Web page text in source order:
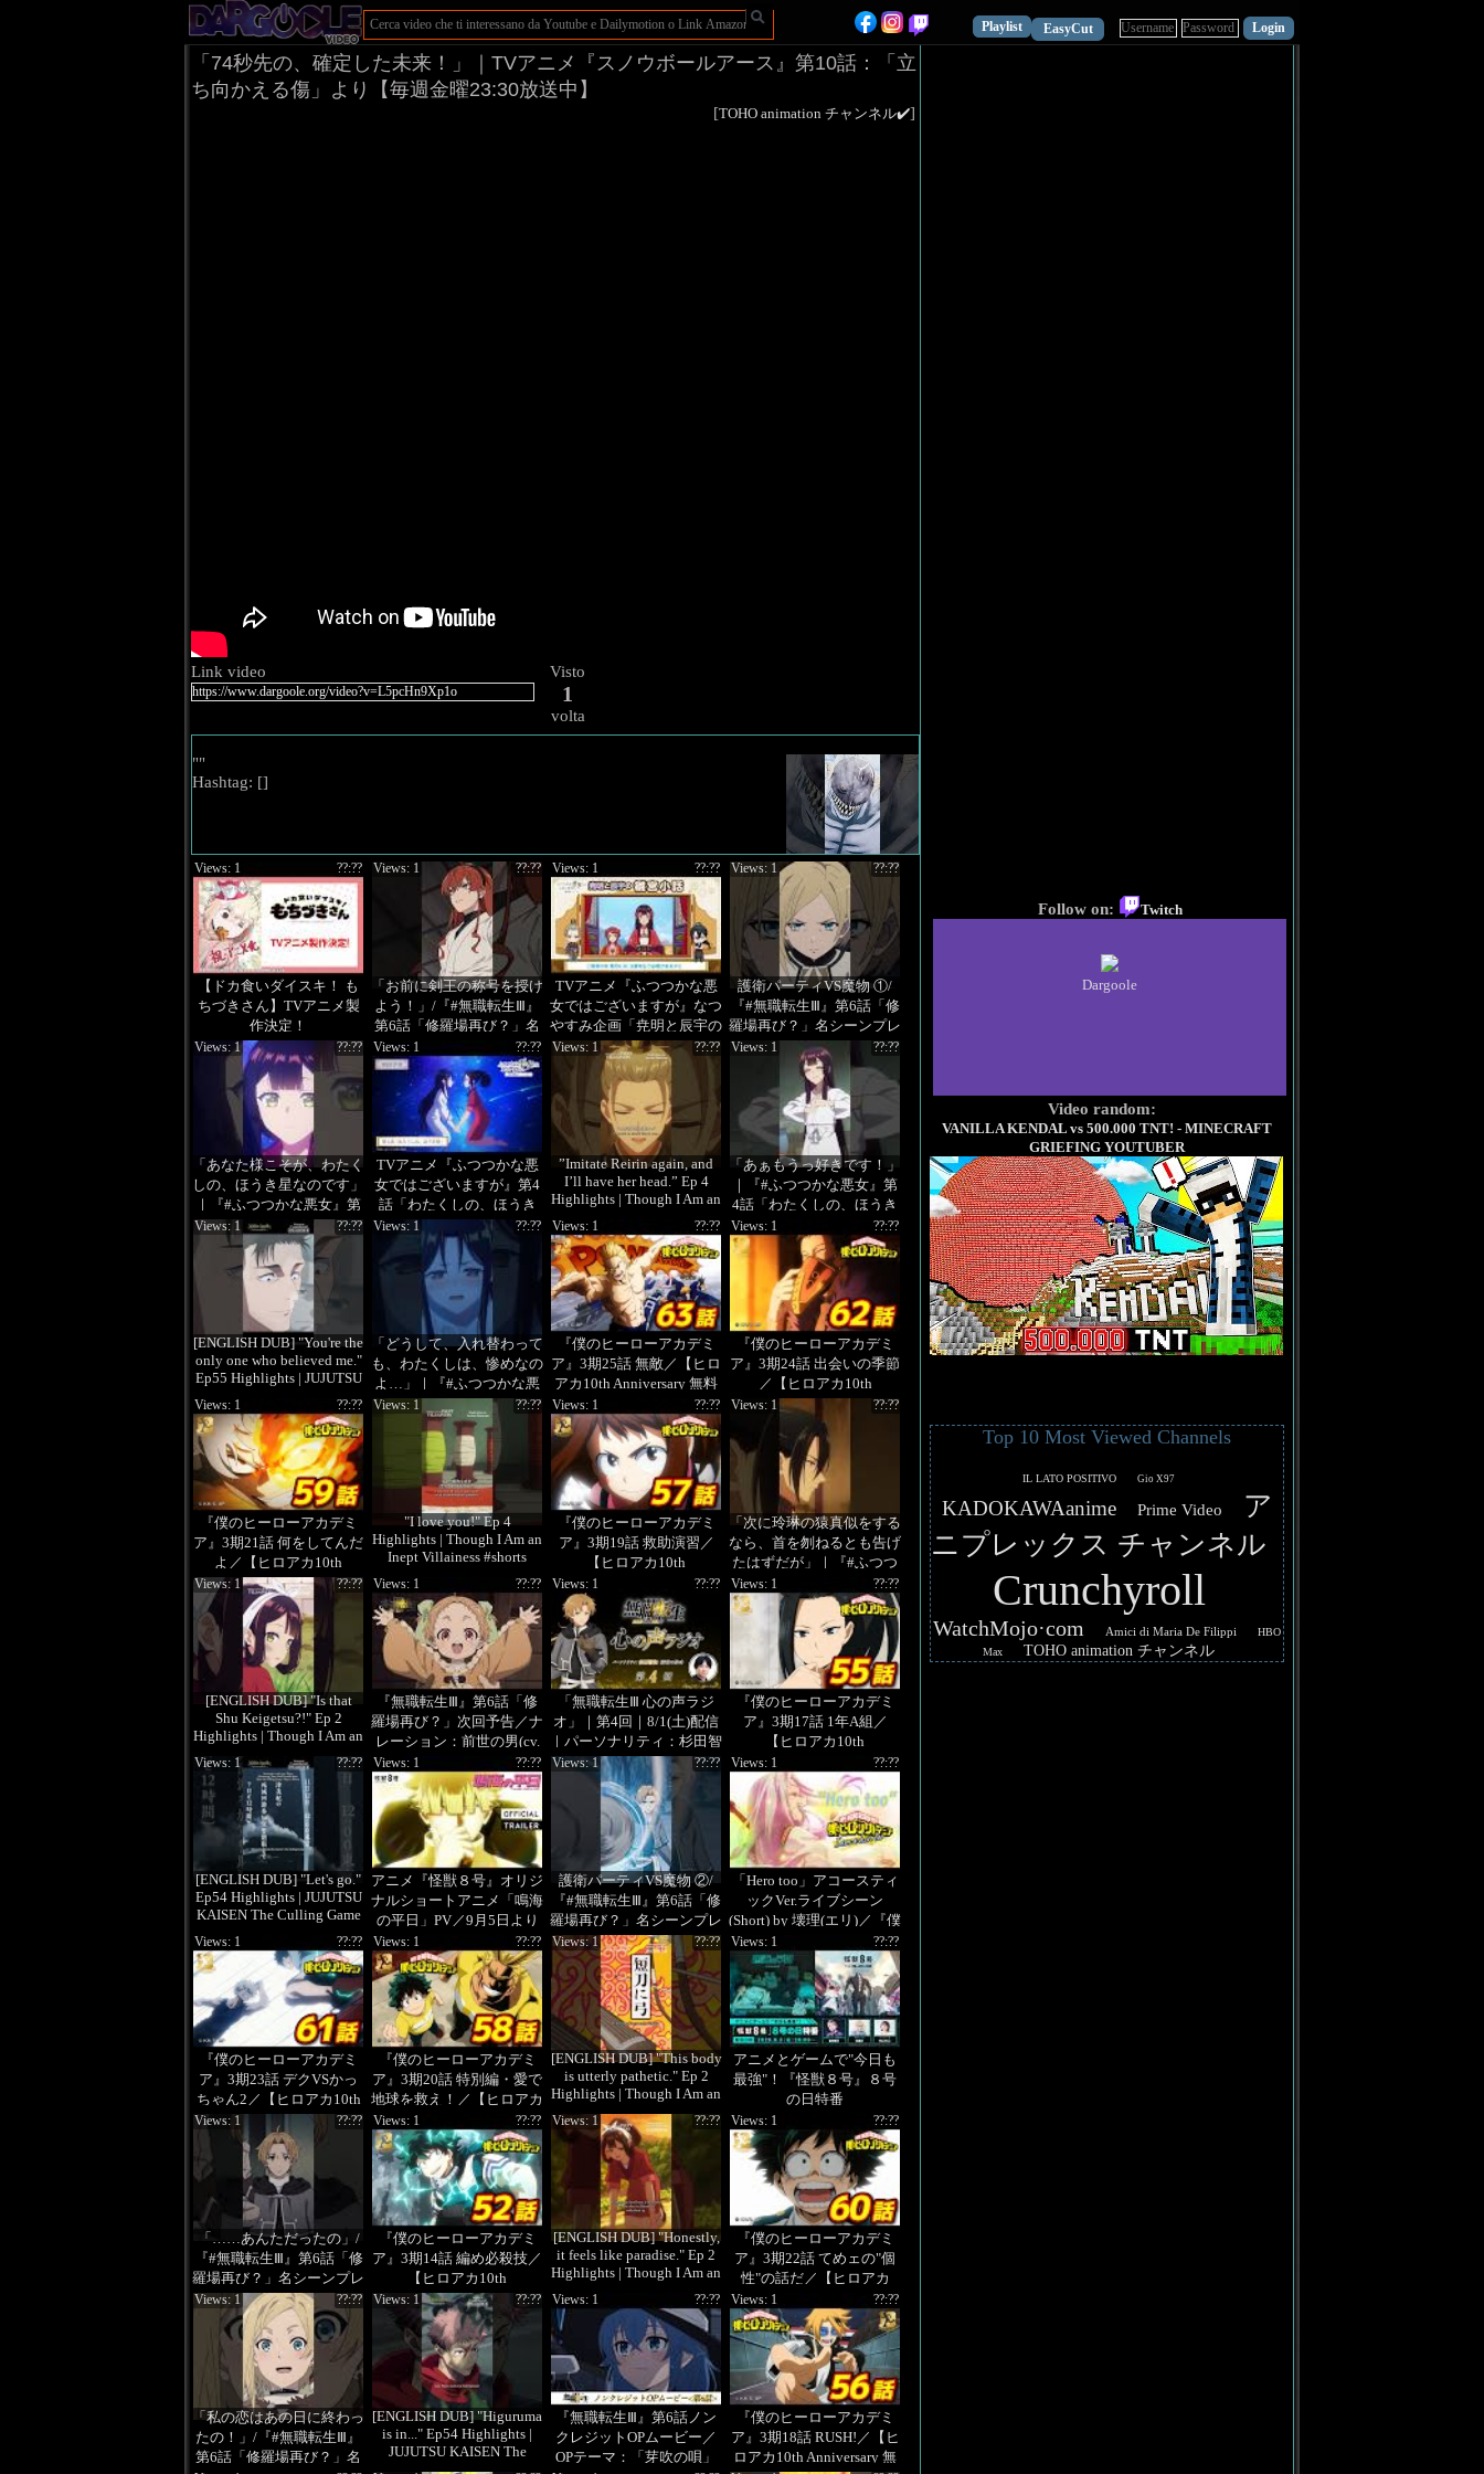
Playlist EasyCut
「74秒先の、確定した未来！」｜TVアニメ『スノウボールアース』第10話：「立
ち向かえる傷」より【毎週金曜23:30放送中】
[TOHO animation チャンネル✔️]
Link video Visto
1
volta
""
Hashtag: []
【ドカ食いダイスキ！ も
ちづきさん】TVアニメ製
作決定！
??:??
Views: 1
「お前に剣王の称号を授け
よう！」/『#無職転生Ⅲ』
第6話「修羅場再び？」名
シーンプレイバック!!
??:??
Views: 1
TVアニメ『ふつつかな悪
女ではございますが』なつ
やすみ企画「尭明と辰宇の
雛宮小話」第1話
??:??
Views: 1
護衛パーティVS魔物 ①/
『#無職転生Ⅲ』第6話「修
羅場再び？」名シーンプレ
イバック!!
??:??
Views: 1
「あなた様こそが、わたく
しの、ほうき星なのです」
｜『#ふつつかな悪女』第
4話「わたくしの、ほうき
星」より
??:??
Views: 1
TVアニメ『ふつつかな悪
女ではございますが』第4
話「わたくしの、ほうき
星」次回予告
??:??
Views: 1
”Imitate Reirin again, and
I’ll have her head.” Ep 4
Highlights | Though I Am an
Inept Villainess
??:??
Views: 1
「あぁもうっ好きです！」
｜『#ふつつかな悪女』第
4話「わたくしの、ほうき
??:??
Views: 1
[ENGLISH DUB] "You're the
only one who believed me."
Ep55 Highlights | JUJUTSU
??:??
Views: 1
「どうして、入れ替わって
も、わたくしは、惨めなの
よ…」｜『#ふつつかな悪
女』第4話「わたくしの、
ほうき星」より
??:??
Views: 1
『僕のヒーローアカデミ
ア』3期25話 無敵／【ヒロ
アカ10th Anniversary 無料
??:??
Views: 1
『僕のヒーローアカデミ
ア』3期24話 出会いの季節
／【ヒロアカ10th
Anniversary 無料配信】
??:??
Views: 1
『僕のヒーローアカデミ
ア』3期21話 何をしてんだ
よ／【ヒロアカ10th
Anniversary 無料配信】
??:??
Views: 1
"I love you!" Ep 4
Highlights | Though I Am an
Inept Villainess #shorts
??:??
Views: 1
『僕のヒーローアカデミ
ア』3期19話 救助演習／
【ヒロアカ10th
Anniversary 無料配信】
??:??
Views: 1
「次に玲琳の猿真似をする
なら、首を刎ねるとも告げ
たはずだが」｜『#ふつつ
かな悪女』第4話「わたく
しの、ほうき星」より
??:??
Views: 1
[ENGLISH DUB] "Is that
Shu Keigetsu?!" Ep 2
Highlights | Though I Am an
Inept Villainess
??:??
Views: 1
『無職転生Ⅲ』第6話「修
羅場再び？」次回予告／ナ
レーション：前世の男(cv.
??:??
Views: 1
「無職転生Ⅲ 心の声ラジ
オ」｜第4回｜8/1(土)配信
｜パーソナリティ：杉田智
和 (前世の男役)
??:??
Views: 1
『僕のヒーローアカデミ
ア』3期17話 1年A組／
【ヒロアカ10th
Anniversary 無料配信】
??:??
Views: 1
[ENGLISH DUB] "Let's go."
Ep54 Highlights | JUJUTSU
KAISEN The Culling Game
??:??
Views: 1
アニメ『怪獣８号』オリジ
ナルショートアニメ「鳴海
の平日」PV／9月5日より
毎週土曜20時～
YouTube「TOHO
animation」チャンネルほ
かにて配信決定！
??:??
Views: 1
護衛パーティVS魔物 ②/
『#無職転生Ⅲ』第6話「修
羅場再び？」名シーンプレ
イバック!!
??:??
Views: 1
「Hero too」アコースティ
ックVer.ライブシーン
(Short) by 壊理(エリ)／『僕
のヒーローアカデミア』特
別短編「I am a hero too」
各動画配信プラットフォー
ムで配信中
??:??
Views: 1
『僕のヒーローアカデミ
ア』3期23話 デクVSかっ
ちゃん2／【ヒロアカ10th
Anniversary 無料配信】
??:??
Views: 1
『僕のヒーローアカデミ
ア』3期20話 特別編・愛で
地球を救え！／【ヒロアカ
10th Anniversary 無料配
信】
??:??
Views: 1
[ENGLISH DUB] "This body
is utterly pathetic." Ep 2
Highlights | Though I Am an
Inept Vi
??:??
Views: 1
アニメとゲームで"今日も
最強"！『怪獣８号』８号
の日特番
??:??
Views: 1
「……あんただったの」/
『#無職転生Ⅲ』第6話「修
羅場再び？」名シーンプレ
イバック!!
??:??
Views: 1
『僕のヒーローアカデミ
ア』3期14話 編め必殺技／
【ヒロアカ10th
Anniversary 無料配信】
??:??
Views: 1
[ENGLISH DUB] "Honestly,
it feels like paradise." Ep 2
Highlights | Though I Am an
??:??
Views: 1
『僕のヒーローアカデミ
ア』3期22話 てめェの"個
性"の話だ／【ヒロアカ
10th Anniversary 無料配
信】
??:??
Views: 1
「私の恋はあの日に終わっ
たの！」/『#無職転生Ⅲ』
第6話「修羅場再び？」名
??:??
Views: 1
[ENGLISH DUB] "Higuruma
is in..." Ep54 Highlights |
JUJUTSU KAISEN The
Culling Game Par
??:??
Views: 1
『無職転生Ⅲ』第6話ノン
クレジットOPムービー／
OPテーマ：「芽吹の唄」
??:??
Views: 1
『僕のヒーローアカデミ
ア』3期18話 RUSH!／【ヒ
ロアカ10th Anniversary 無
??:??
Views: 1
Follow on: Twitch
Dargoole
Video random:
VANILLA KENDAL vs 500.000 TNT! - MINECRAFT
GRIEFING YOUTUBER
Top 10 Most Viewed Channels
IL LATO POSITIVO Gio X97
KADOKAWAanime Prime Video
ア
ニプレックス チャンネル
Crunchyroll
WatchMojo·com Amici di Maria De Filippi
HBO
Max
TOHO animation チャンネル